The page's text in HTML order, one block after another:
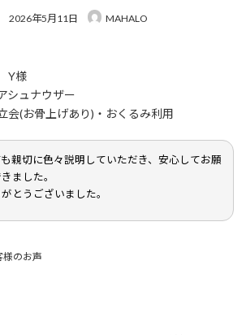
最
日
時
:
2026年5月11日 MAHALO
Y様
シュナウザー
会(お骨上げあり)・おくるみ利用
も親切に色々説明していただき、安心してお願
ました。
とうございました。
様のお声